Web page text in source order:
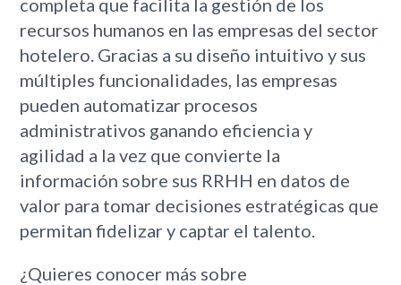
completa que facilita la gestión de los
recursos humanos en las empresas del sector
hotelero. Gracias a su diseño intuitivo y sus
múltiples funcionalidades, las empresas
pueden automatizar procesos
administrativos ganando eficiencia y
agilidad a la vez que convierte la
información sobre sus RRHH en datos de
valor para tomar decisiones estratégicas que
permitan fidelizar y captar el talento.
¿Quieres conocer más sobre